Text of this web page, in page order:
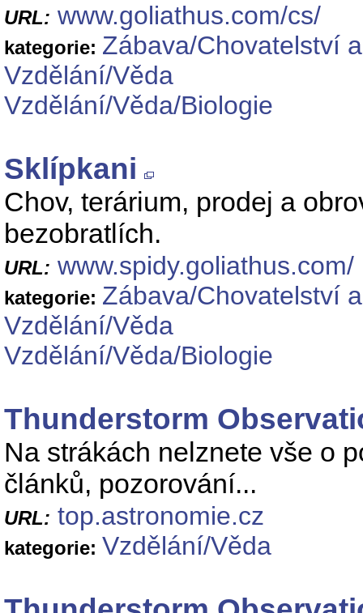
URL: www.goliathus.com/cs/
kategorie: Zábava/Chovatelství
Vzdělání/Věda
Vzdělání/Věda/Biologie
Sklípkani
Chov, terárium, prodej a
bezobratlích.
URL: www.spidy.goliathus.com/
kategorie: Zábava/Chovatelství
Vzdělání/Věda
Vzdělání/Věda/Biologie
Thunderstorm
Na strákách nelznete vše o
článků, pozorování...
URL: top.astronomie.cz
kategorie: Vzdělání/Věda